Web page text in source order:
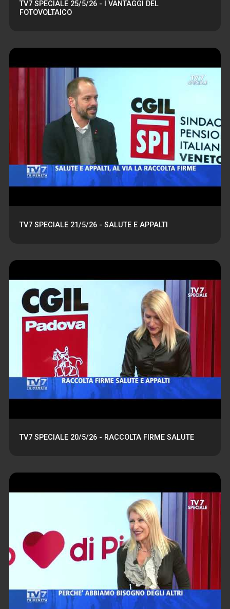
TV7 SPECIALE 25/5/26 - I VANTAGGI DEL
FOTOVOLTAICO
TV7 SPECIALE 21/5/26 - SALUTE E APPALTI
TV7 SPECIALE 20/5/26 - RACCOLTA FIRME SALUTE